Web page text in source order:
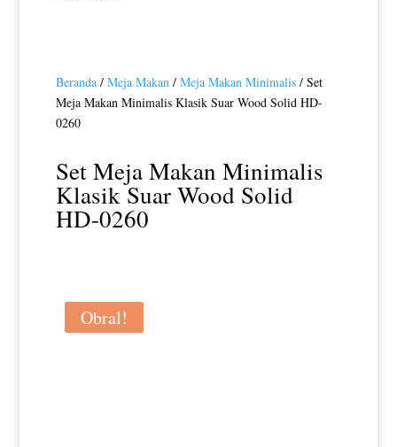
Beranda/ Meja Makan/ Meja Makan Minimalis/ Set
Meja Makan Minimalis Klasik Suar Wood Solid HD-
0260
Set Meja Makan Minimalis
Klasik Suar Wood Solid
HD-0260
Obral!